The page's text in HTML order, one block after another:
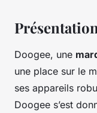
Doogee, une
une place sur le
ses appareils
Doogee s’est